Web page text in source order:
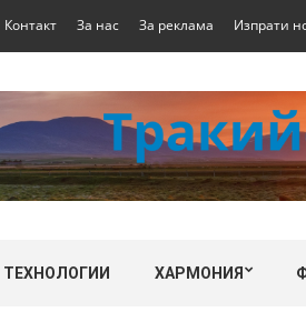
Контакт За нас За реклама Изпрати
ТЕХНОЛОГИИ ХАРМОНИЯ